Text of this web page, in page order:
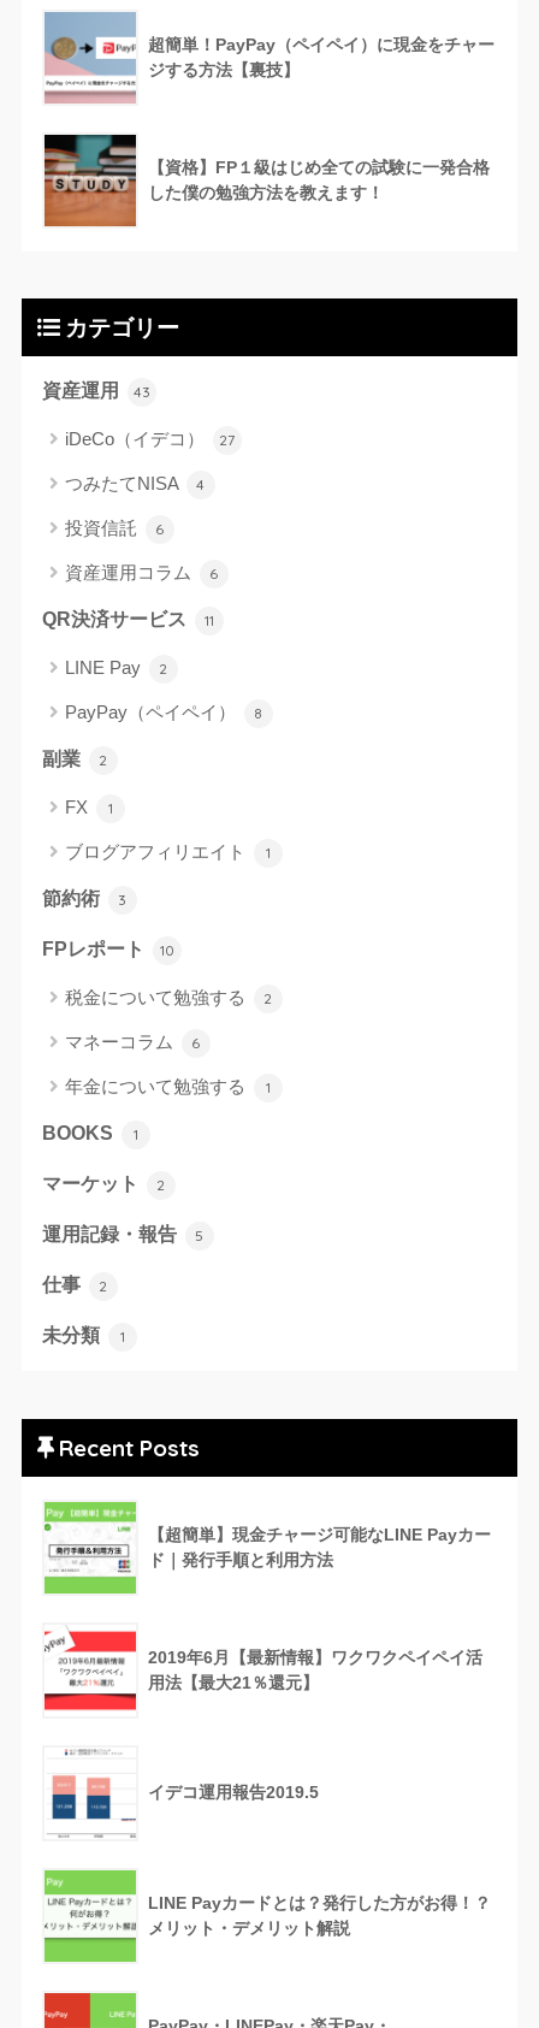
超簡単！PayPay（ペイペイ）に現金をチャー
ジする方法【裏技】
【資格】FP１級はじめ全ての試験に一発合格
した僕の勉強方法を教えます！
カテゴリー
資産運用 43
iDeCo（イデコ） 27
つみたてNISA 4
投資信託 6
資産運用コラム 6
QR決済サービス 11
LINE Pay 2
PayPay（ペイペイ） 8
副業 2
FX 1
ブログアフィリエイト 1
節約術 3
FPレポート 10
税金について勉強する 2
マネーコラム 6
年金について勉強する 1
BOOKS 1
マーケット 2
運用記録・報告 5
仕事 2
未分類 1
Recent Posts
【超簡単】現金チャージ可能なLINE Payカー
ド｜発行手順と利用方法
2019年6月【最新情報】ワクワクペイペイ活
用法【最大21％還元】
イデコ運用報告2019.5
LINE Payカードとは？発行した方がお得！？
メリット・デメリット解説